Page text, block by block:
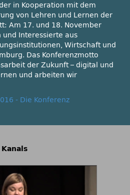
in Kooperation mit dem
von Lehren und Lernen der
Am 17. und 18. November
Interessierte aus
Wirtschaft und
Das Konferenzmotto
der Zukunft – digital und
und arbeiten wir
- Die Konferenz